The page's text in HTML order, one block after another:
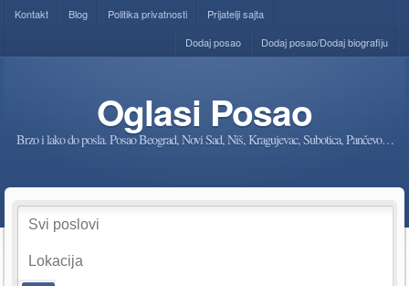
Kontakt Blog Politika privatnosti
Prijatelji sajta
Dodaj posao/Dodaj biografiju
Dodaj posao
Oglasi Posao
Brzo i lako do posla. Posao Beograd, Novi Sad, Niš, Kragujevac, Subotica, Pančevo…